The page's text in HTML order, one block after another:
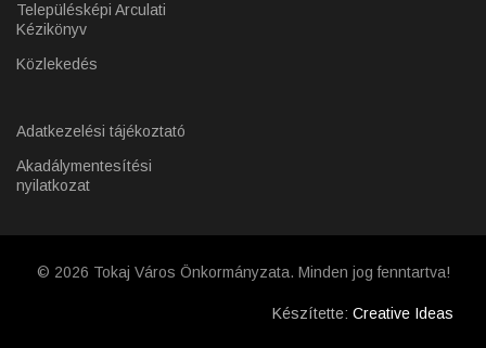
Településképi Arculati
Kézikönyv
Közlekedés
Adatkezelési tájékoztató
Akadálymentesítési
nyilatkozat
© 2026 Tokaj Város Önkormányzata. Minden jog fenntartva!
Készítette: Creative Ideas